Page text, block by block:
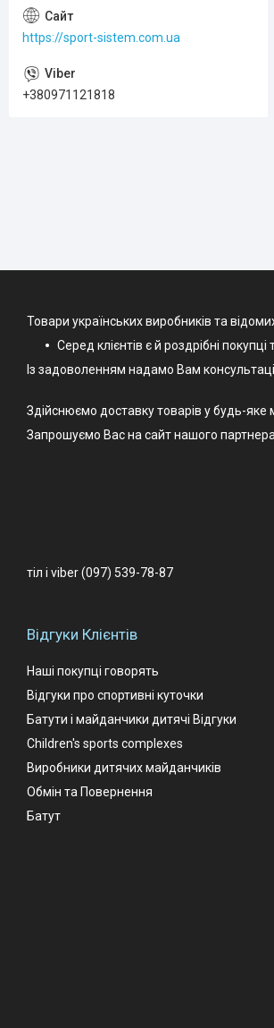
https://sport-sistem.com.ua
+380971121818
Товари українських виробників та
Серед клієнтів є й роздрібні
Із задоволенням надамо Вам
Здійснюємо доставку товарів у будь-яке
Запрошуємо Вас на сайт нашого
тіл і viber (097) 539-78-87
Відгуки Клієнтів
Наші покупці говорять
Відгуки про спортивні куточки
Батути і майданчики дитячі Відгуки
Children's sports complexes
Виробники дитячих майданчиків
Обмін та Повернення
Батут